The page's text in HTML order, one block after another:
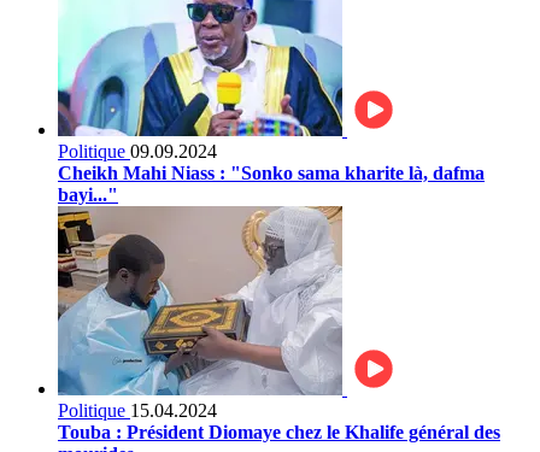
Politique 09.09.2024
Cheikh Mahi Niass : "Sonko sama kharite là, dafma
bayi..."
Politique 15.04.2024
Touba : Président Diomaye chez le Khalife général des